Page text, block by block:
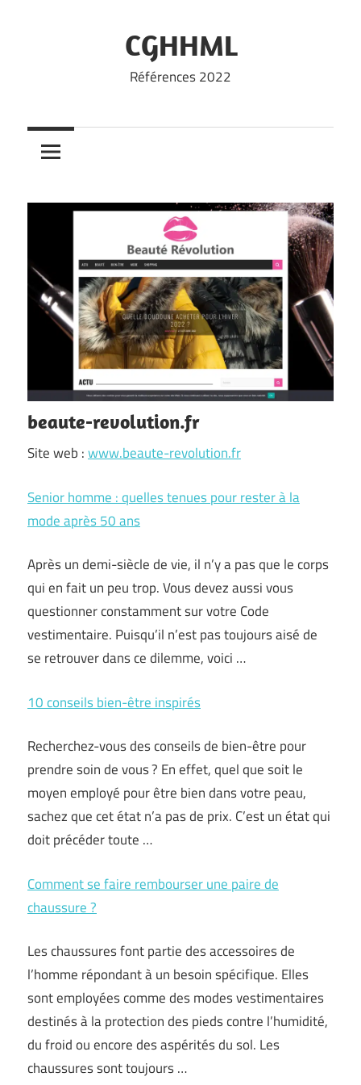
CGHHML
Références 2022
beaute-revolution.fr
Site web :www.beaute-revolution.fr
Senior homme : quelles tenues pour rester à la
mode après 50 ans
Après un demi-siècle de vie, il n’y a pas que le corps
qui en fait un peu trop. Vous devez aussi vous
questionner constamment sur votre Code
vestimentaire. Puisqu’il n’est pas toujours aisé de
se retrouver dans ce dilemme, voici …
10 conseils bien-être inspirés
Recherchez-vous des conseils de bien-être pour
prendre soin de vous ? En effet, quel que soit le
moyen employé pour être bien dans votre peau,
sachez que cet état n’a pas de prix. C’est un état qui
doit précéder toute …
Comment se faire rembourser une paire de
chaussure ?
Les chaussures font partie des accessoires de
l’homme répondant à un besoin spécifique. Elles
sont employées comme des modes vestimentaires
destinés à la protection des pieds contre l’humidité,
du froid ou encore des aspérités du sol. Les
chaussures sont toujours …